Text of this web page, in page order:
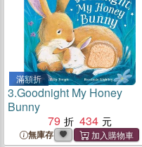
滿額折
3.Goodnight My Honey
Bunny
79
434
無庫存